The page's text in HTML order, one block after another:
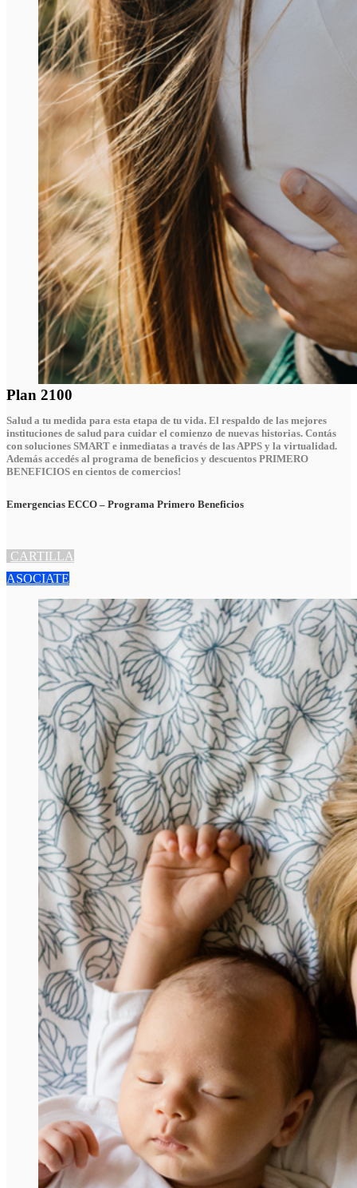
Plan 2100
Salud a tu medida para esta etapa de tu vida. El respaldo de las mejores
instituciones de salud para cuidar el comienzo de nuevas historias. Contás
con soluciones SMART e inmediatas a través de las APPS y la virtualidad.
Además accedés al programa de beneficios y descuentos PRIMERO
BENEFICIOS en cientos de comercios!
Emergencias ECCO – Programa Primero Beneficios
CARTILLA
ASOCIATE